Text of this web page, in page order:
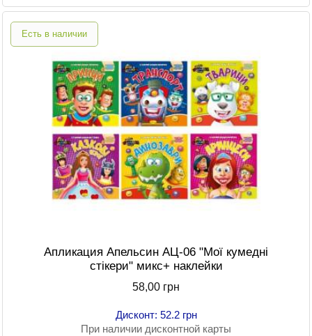
Есть в наличии
Апликация Апельсин АЦ-06 "Мої кумедні
стікери" микс+ наклейки
58,00 грн
Дисконт: 52.2 грн
При наличии дисконтной карты